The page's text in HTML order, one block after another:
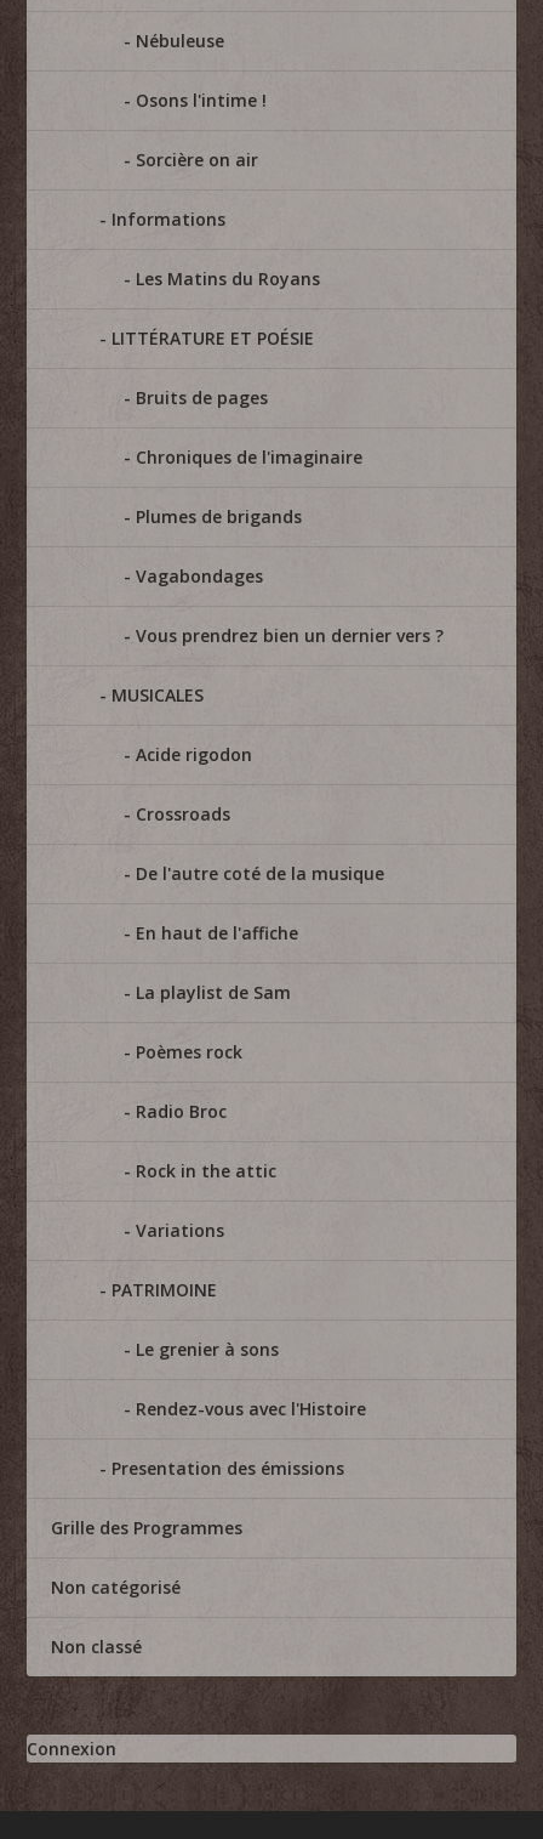
Nébuleuse
Osons l'intime !
Sorcière on air
Informations
Les Matins du Royans
LITTÉRATURE ET POÉSIE
Bruits de pages
Chroniques de l'imaginaire
Plumes de brigands
Vagabondages
Vous prendrez bien un dernier vers ?
MUSICALES
Acide rigodon
Crossroads
De l'autre coté de la musique
En haut de l'affiche
La playlist de Sam
Poèmes rock
Radio Broc
Rock in the attic
Variations
PATRIMOINE
Le grenier à sons
Rendez-vous avec l'Histoire
Presentation des émissions
Grille des Programmes
Non catégorisé
Non classé
Connexion